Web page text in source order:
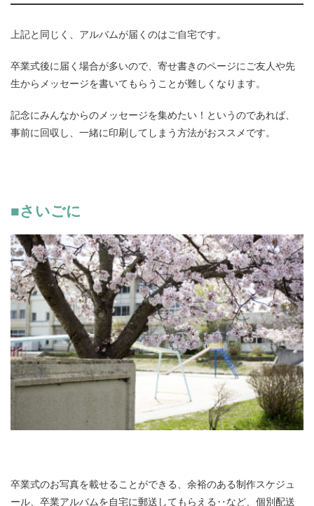
上記と同じく、アルバムが届くのはご自宅です。
卒業式後に届く場合が多いので、寄せ書きのページにご友人や先
生からメッセージを書いてもらうことが難しくなります。
記念にみんなからのメッセージを集めたい！というのであれば、
事前に回収し、一緒に印刷してしまう方法がおススメです。
■さいごに
卒業式のお写真を載せることができる、余裕のある制作スケジュ
ール、卒業アルバムを自宅に郵送してもらえる‥など、個別配送